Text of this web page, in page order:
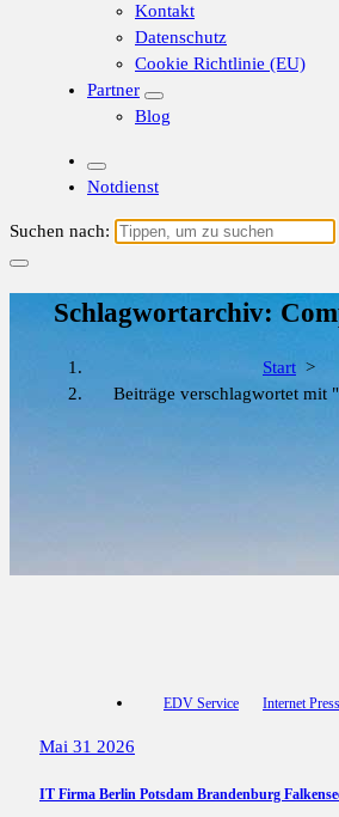
Kontakt
Datenschutz
Cookie Richtlinie (EU)
Partner
Blog
Notdienst
Suchen nach:
Schlagwortarchiv:
Start >
Beiträge verschlagwortet mit
EDV Service Internet
Mai 31 2026
IT Firma Berlin Potsdam Brandenburg